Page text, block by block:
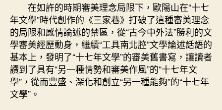
在如許的時期審美理念局限下，歐陽山在“十七
年文學”時代創作的《三家巷》打破了這種審美理念
的局限和感情論述的禁區，從“古今中外法”勝利的文
學審美經歷動身，繼續“工具南北腔”文學論述話語的
基本上，發明了“十七年文學”的審美舊書寫，讓讀者
讀到了具有“另一種情勢和審美作風”的“十七年文
學”，從而豐盛、深化和創立“另一種能夠”的“十七年
文學”。